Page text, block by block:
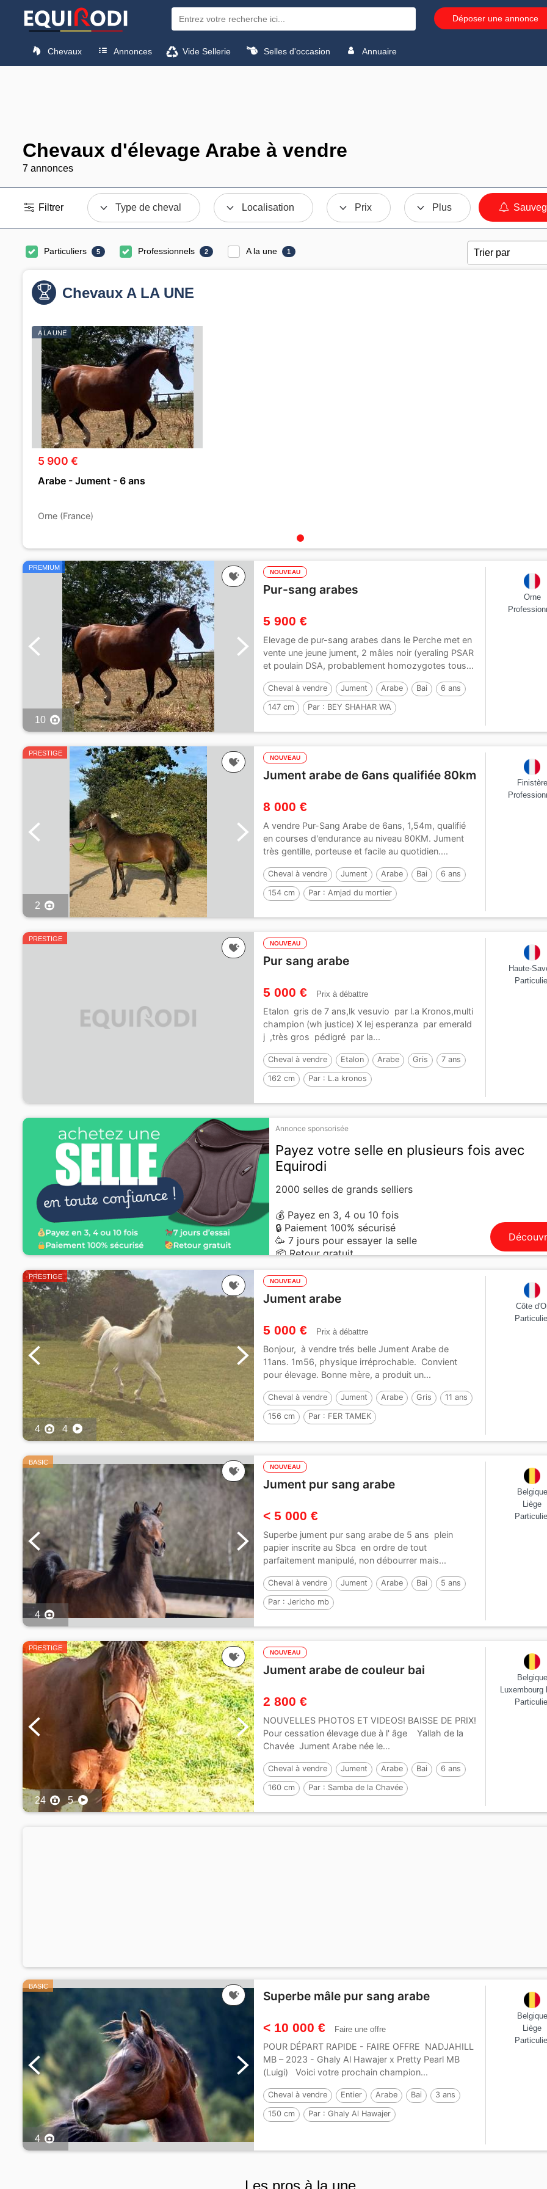
Déposer une annonce
Chevaux Annonces Vide Sellerie Selles d'occasion Annuaire
Chevaux d'élevage Arabe à vendre
7 annonces
Filtrer Type de cheval Localisation Prix Plus
Particuliers 5 Professionnels 2 A la une 1
Chevaux A LA UNE
A LA UNE
5 900 €
Arabe - Jument - 6 ans
Orne (France)
PREMIUM
10
NOUVEAU
Pur-sang arabes
5 900 €
Elevage de pur-sang arabes dans le Perche met en
vente une jeune jument, 2 mâles noir (yeraling PSAR
et poulain DSA, probablement homozygotes tous...
Cheval à vendre Jument Arabe Bai 6 ans
147 cm Par : BEY SHAHAR WA
Orne
PRESTIGE
2
NOUVEAU
Jument arabe de 6ans qualifiée 80km
8 000 €
A vendre Pur-Sang Arabe de 6ans, 1,54m, qualifié
en courses d'endurance au niveau 80KM. Jument
très gentille, porteuse et facile au quotidien....
Cheval à vendre Jument Arabe Bai 6 ans
154 cm Par :Amjad du mortier
Finistère
PRESTIGE
NOUVEAU
Pur sang arabe
5 000 € Prix à débattre
Etalon gris de 7 ans,lk vesuvio par l.a Kronos,multi
champion (wh justice) X lej esperanza par emerald
j ,très gros pédigré par la...
Cheval à vendre Etalon Arabe Gris 7 ans
162 cm Par : L.a kronos
Haute-
Annonce sponsorisée
Payez votre selle en plusieurs fois avec
Equirodi
2000 selles de grands selliers
💰 Payez en 3, 4 ou 10 fois
🔒 Paiement 100% sécurisé
🥳 7 jours pour essayer la selle
📦 Retour gratuit
PRESTIGE
4 4
NOUVEAU
Jument arabe
5 000 € Prix à débattre
Bonjour, à vendre trés belle Jument Arabe de
11ans. 1m56, physique irréprochable. Convient
pour élevage. Bonne mère, a produit un...
Cheval à vendre Jument Arabe Gris 11 ans
156 cm Par : FER TAMEK
Côte
BASIC
4
NOUVEAU
Jument pur sang arabe
< 5 000 €
Superbe jument pur sang arabe de 5 ans plein
papier inscrite au Sbca en ordre de tout
parfaitement manipulé, non débourrer mais...
Cheval à vendre Jument Arabe Bai 5 ans
Par :Jericho mb
Belgique
Liège
PRESTIGE
24 5
NOUVEAU
Jument arabe de couleur bai
2 800 €
NOUVELLES PHOTOS ET VIDEOS! BAISSE DE PRIX!
Pour cessation élevage due à l' âge Yallah de la
Chavée Jument Arabe née le...
Cheval à vendre Jument Arabe Bai 6 ans
160 cm Par : Samba de la Chavée
Belgique
Luxembourg
BASIC
4
Superbe mâle pur sang arabe
< 10 000 € Faire une offre
POUR DÉPART RAPIDE - FAIRE OFFRE NADJAHILL
MB – 2023 - Ghaly Al Hawajer x Pretty Pearl MB
(Luigi) Voici votre prochain champion...
Cheval à vendre Entier Arabe Bai 3 ans
150 cm Par :Ghaly Al Hawajer
Belgique
Liège
Les pros à la une